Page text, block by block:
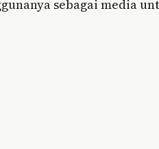
sebagai media